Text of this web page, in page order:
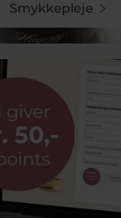
Smykkepleje